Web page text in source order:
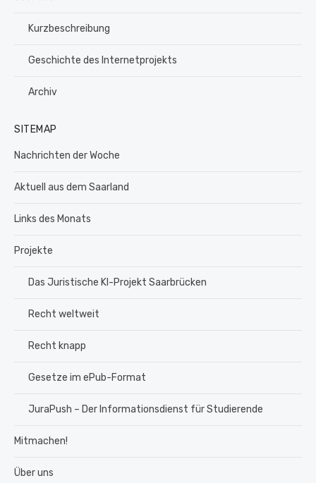
Kurzbeschreibung
Geschichte des Internetprojekts
Archiv
SITEMAP
Nachrichten der Woche
Aktuell aus dem Saarland
Links des Monats
Projekte
Das Juristische KI-Projekt Saarbrücken
Recht weltweit
Recht knapp
Gesetze im ePub-Format
JuraPush – Der Informationsdienst für Studierende
Mitmachen!
Über uns